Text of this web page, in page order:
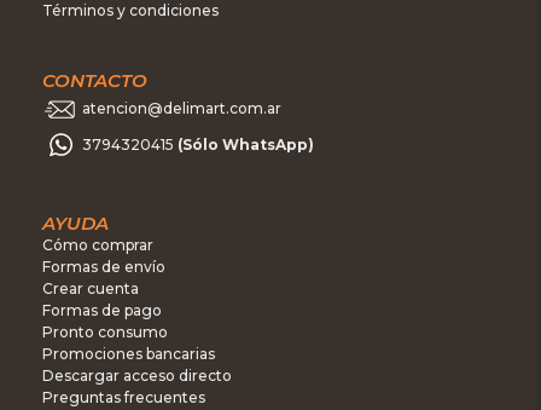
Términos y condiciones
CONTACTO
atencion@delimart.com.ar
3794320415 (Sólo WhatsApp)
AYUDA
Cómo comprar
Formas de envío
Crear cuenta
Formas de pago
Pronto consumo
Promociones bancarias
Descargar acceso directo
Preguntas frecuentes